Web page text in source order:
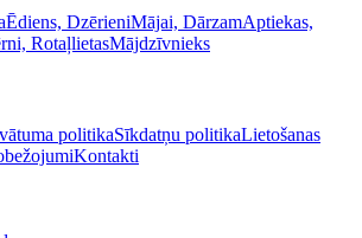
Ēdiens, DzērieniMājai, DārzamAptiekas,
RotaļlietasMājdzīvnieks
politikaSīkdatņu politikaLietošanas
Kontakti